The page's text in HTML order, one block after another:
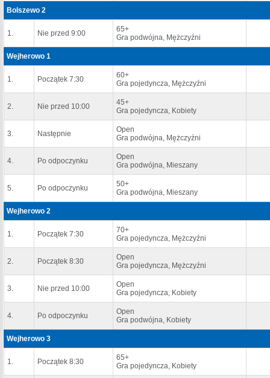
Bolszewo 2
1. Nie przed 9:00
65+
Gra podwójna, Mężczyźni
Wejherowo 1
1. Początek 7:30
60+
Gra pojedyncza, Mężczyźni
2. Nie przed 10:00
45+
Gra pojedyncza, Kobiety
3. Następnie
Open
Gra podwójna, Mężczyźni
4. Po odpoczynku
Open
Gra podwójna, Mieszany
5. Po odpoczynku
50+
Gra podwójna, Mieszany
Wejherowo 2
1. Początek 7:30
70+
Gra pojedyncza, Mężczyźni
2. Początek 8:30
Open
Gra pojedyncza, Mężczyźni
3. Nie przed 10:00
Open
Gra pojedyncza, Kobiety
4. Po odpoczynku
Open
Gra podwójna, Kobiety
Wejherowo 3
1. Początek 8:30
65+
Gra pojedyncza, Kobiety